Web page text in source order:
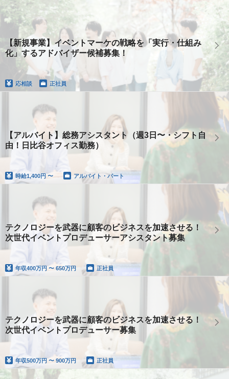
【新規事業】イベントマーケの戦略を「実行・仕組み
化」するアドバイザー候補募集！
応相談 正社員
【アルバイト】総務アシスタント（週3日〜・シフト自
由！日比谷オフィス勤務）
時給1,400円 〜 アルバイト・パート
テクノロジーを武器に顧客のビジネスを加速させる！
次世代イベントプロデューサーアシスタント募集
年収400万円 〜 650万円 正社員
テクノロジーを武器に顧客のビジネスを加速させる！
次世代イベントプロデューサー募集
年収500万円 〜 900万円 正社員